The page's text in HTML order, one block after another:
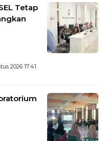
Tetap
2026 17:41